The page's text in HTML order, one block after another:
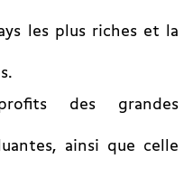
les plus riches et la
des grandes
ainsi que celle